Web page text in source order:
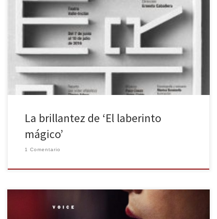
El Teatro Valle-Inclán acoge hasta el 10 de julio El laberinto
mágico, una espléndida reflexión sobre la Guerra Civil Española y
la posguerra, producida por el Centro Dramático Nacional. Esta
representación, que está dirigida por Ernesto Caballero y
versionada por José Ramón Fernández, cuenta con un brillante
reparto de quince […]
La brillantez de ‘El laberinto
mágico’
1 Comentario